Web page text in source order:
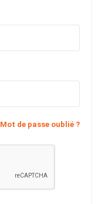
Mot de passe oublié ?